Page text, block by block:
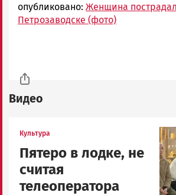
опубликовано: Женщина
Петрозаводске (фото)
Видео
Культура
Пятеро в лодке, не
считая
телеоператора